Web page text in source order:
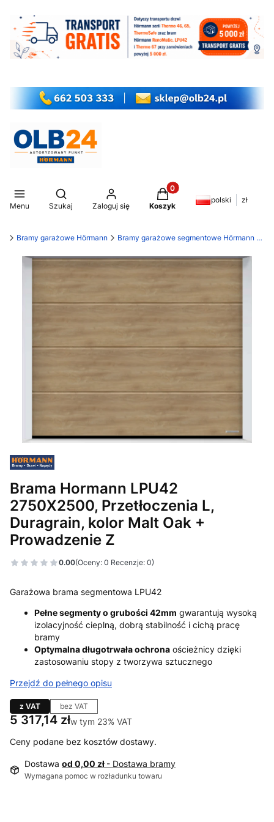
Menu
Otwórz wyszukiwarkę
Szukaj Zaloguj się
Produkty w koszyku: 0.
Koszyk
polski zł
Bramy garażowe Hörmann Bramy garażowe segmentowe Hörmann LPU 42
Brama Hormann LPU42
2750X2500, Przetłoczenia L,
Duragrain, kolor Malt Oak +
Prowadzenie Z
0.00(Oceny: 0 Recenzje: 0)
Garażowa brama segmentowa LPU42
Pełne segmenty o grubości 42mm gwarantują wysoką
izolacyjność cieplną, dobrą stabilność i cichą pracę
bramy
Optymalna długotrwała ochrona ościeżnicy dzięki
zastosowaniu stopy z tworzywa sztucznego
Przejdź do pełnego opisu
z VAT bez VAT
Cena
5 317,14 złw tym 23% VAT
w tym 23% VAT
Ceny podane bez kosztów dostawy.
Dostawa od 0,00 zł - Dostawa bramy
Wymagana pomoc w rozładunku towaru